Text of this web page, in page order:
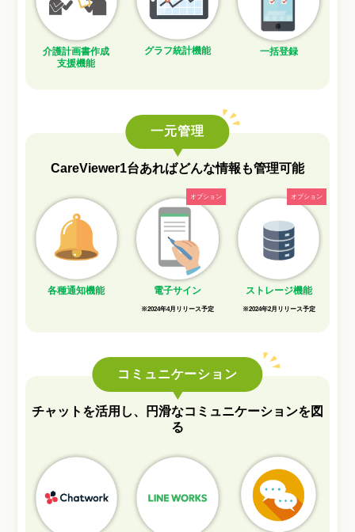
介護計画書作成
支援機能
グラフ統計機能 一括登録
一元管理
CareViewer1台あればどんな情報も管理可能
各種通知機能 電子サイン
※2024年4月リリース予定
ストレージ機能
※2024年2月リリース予定
コミュニケーション
チャットを活用し、円滑なコミュニケーションを図
る